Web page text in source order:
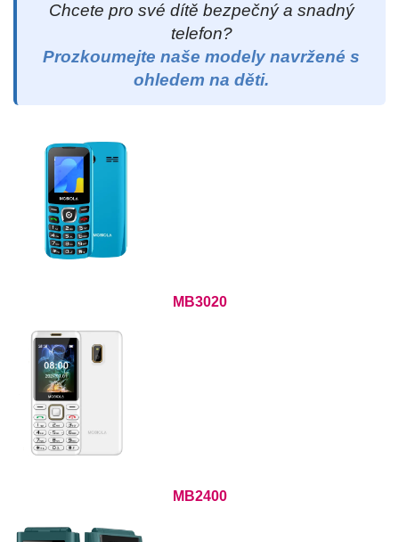
Chcete pro své dítě bezpečný a snadný
telefon?
Prozkoumejte naše modely navržené s
ohledem na děti.
MB3020
MB2400